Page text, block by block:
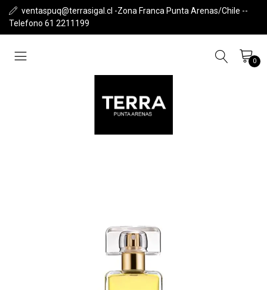
ventaspuq@terrasigal.cl -Zona Franca Punta Arenas/Chile --
Telefono 61 2211199
0